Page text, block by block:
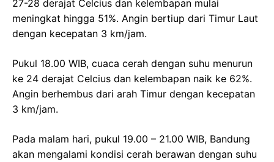
27-28 derajat Celcius dan kelembapan mulai
meningkat hingga 51%. Angin bertiup dari Timur Laut
dengan kecepatan 3 km/jam.
Pukul 18.00 WIB, cuaca cerah dengan suhu menurun
ke 24 derajat Celcius dan kelembapan naik ke 62%.
Angin berhembus dari arah Timur dengan kecepatan
3 km/jam.
Pada malam hari, pukul 19.00 – 21.00 WIB, Bandung
akan mengalami kondisi cerah berawan dengan suhu